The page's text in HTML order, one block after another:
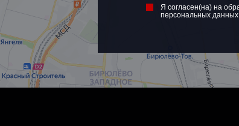
Я согласен(на) на
персональных данных